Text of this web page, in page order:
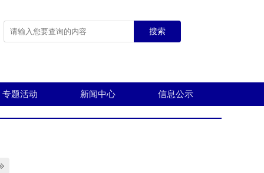
搜索
专题活动 新闻中心 信息公示